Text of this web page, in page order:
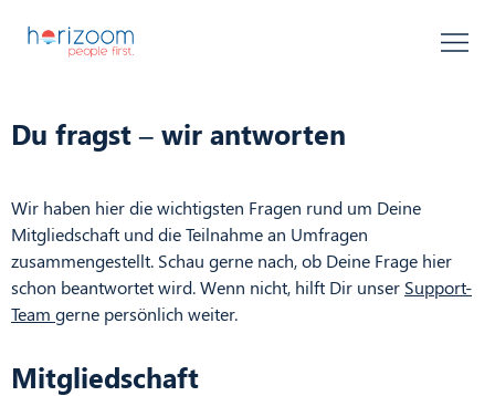
FAQ
Du fragst – wir antworten
Wir haben hier die wichtigsten Fragen rund um Deine
Mitgliedschaft und die Teilnahme an Umfragen
zusammengestellt. Schau gerne nach, ob Deine Frage hier
schon beantwortet wird. Wenn nicht, hilft Dir unser Support-
Team gerne persönlich weiter.
Mitgliedschaft